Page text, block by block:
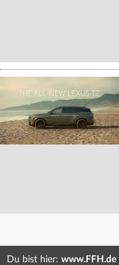
Du bist hier: www.FFH.de